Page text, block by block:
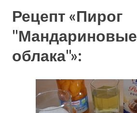
Рецепт «Пирог
"Мандариновые
облака"»: